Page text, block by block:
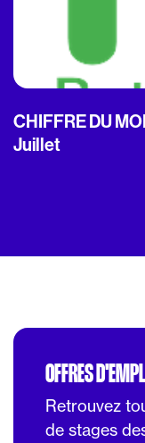
CHIFFRE DU
Juillet
OFFRES
Retrouvez
de stages